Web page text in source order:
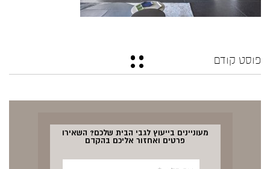
פוסט קודם
מעוניינים בייעוץ לגבי הבית שלכם? השאירו
פרטים ואחזור אליכם בהקדם